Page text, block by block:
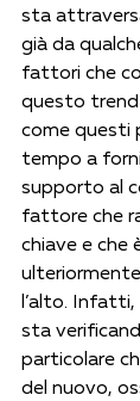
sta
già da
fattori che
questo
come questi
tempo a
supporto al
fattore che
chiave e che
l’alto. Infatti,
sta
particolare
del nuovo,